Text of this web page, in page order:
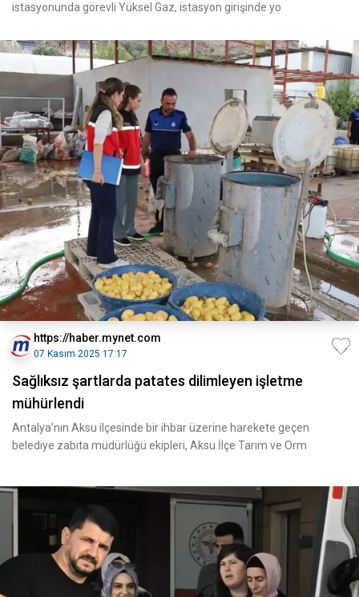
istasyonunda görevli Yüksel Gaz, istasyon girişinde yo
https://haber.mynet.com
07 Kasım 2025 17:17
Sağlıksız şartlarda patates dilimleyen işletme
mühürlendi
Antalya’nın Aksu ilçesinde bir ihbar üzerine harekete geçen
belediye zabıta müdürlüğü ekipleri, Aksu İlçe Tarım ve Orm